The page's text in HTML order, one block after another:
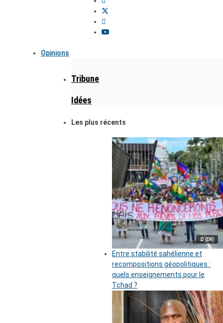
Opinions
Tribune
Idées
Les plus récents
© (DR)
Entre stabilité sahélienne et
recompositions géopolitiques :
quels enseignements pour le
Tchad ?